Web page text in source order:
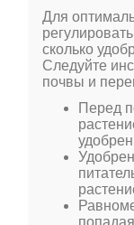
Для
сколько
Следуйте
почвы и
Перед